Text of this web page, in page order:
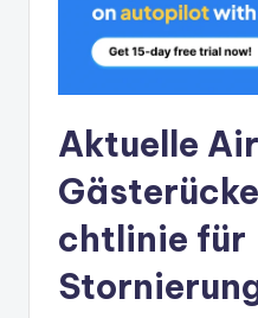
Aktuelle
chtlinie für